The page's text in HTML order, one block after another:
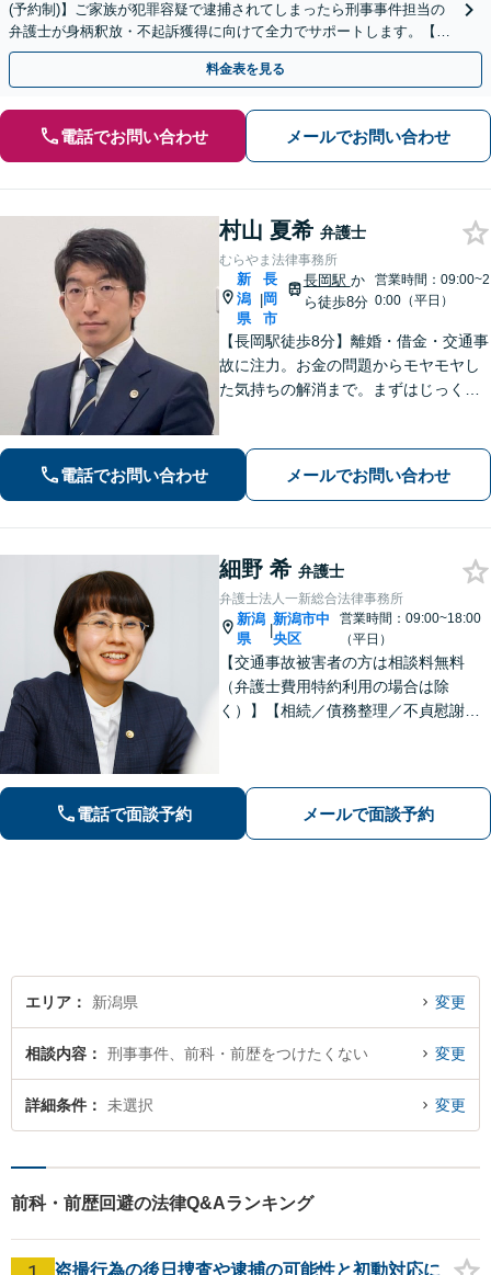
(予約制)】ご家族が犯罪容疑で逮捕されてしまったら刑事事件担当の
弁護士が身柄釈放・不起訴獲得に向けて全力でサポートします。【毎
月100名以上の相談実績】【全国対応】
料金表を見る
電話でお問い合わせ メールでお問い合わせ
村山 夏希 弁護士
むらやま法律事務所
新
潟
県
|
長
岡
市
長岡駅 か
ら徒歩8分
営業時間：09:00~2
0:00（平日）
【長岡駅徒歩8分】離婚・借金・交通事
故に注力。お金の問題からモヤモヤし
た気持ちの解消まで。まずはじっくり
を大切に／LINE・オンライン相談可】
電話でお問い合わせ メールでお問い合わせ
細野 希 弁護士
弁護士法人一新総合法律事務所
新潟
県
|
新潟市中
央区
営業時間：09:00~18:00
（平日）
【交通事故被害者の方は相談料無料
（弁護士費用特約利用の場合は除
く）】【相続／債務整理／不貞慰謝料
き、気持ちに寄り添いながら法的サポ
ートをいたします。
電話で面談予約 メールで面談予約
エリア 新潟県 変更
相談内容 刑事事件、前科・前歴をつけたくない 変更
詳細条件 未選択 変更
前科・前歴回避の法律Q&Aランキング
盗撮行為の後日捜査や逮捕の可能性と初動対応に